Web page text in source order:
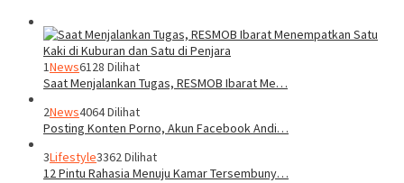
1News6128 Dilihat
Saat Menjalankan Tugas, RESMOB Ibarat Me…
2News4064 Dilihat
Posting Konten Porno, Akun Facebook Andi…
3Lifestyle3362 Dilihat
12 Pintu Rahasia Menuju Kamar Tersembuny…